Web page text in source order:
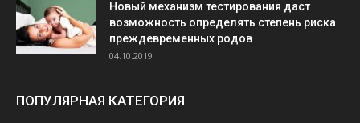
Новый механизм тестирования даст
возможность определять степень риска
преждевременных родов
04.10.2019
ПОПУЛЯРНАЯ КАТЕГОРИЯ